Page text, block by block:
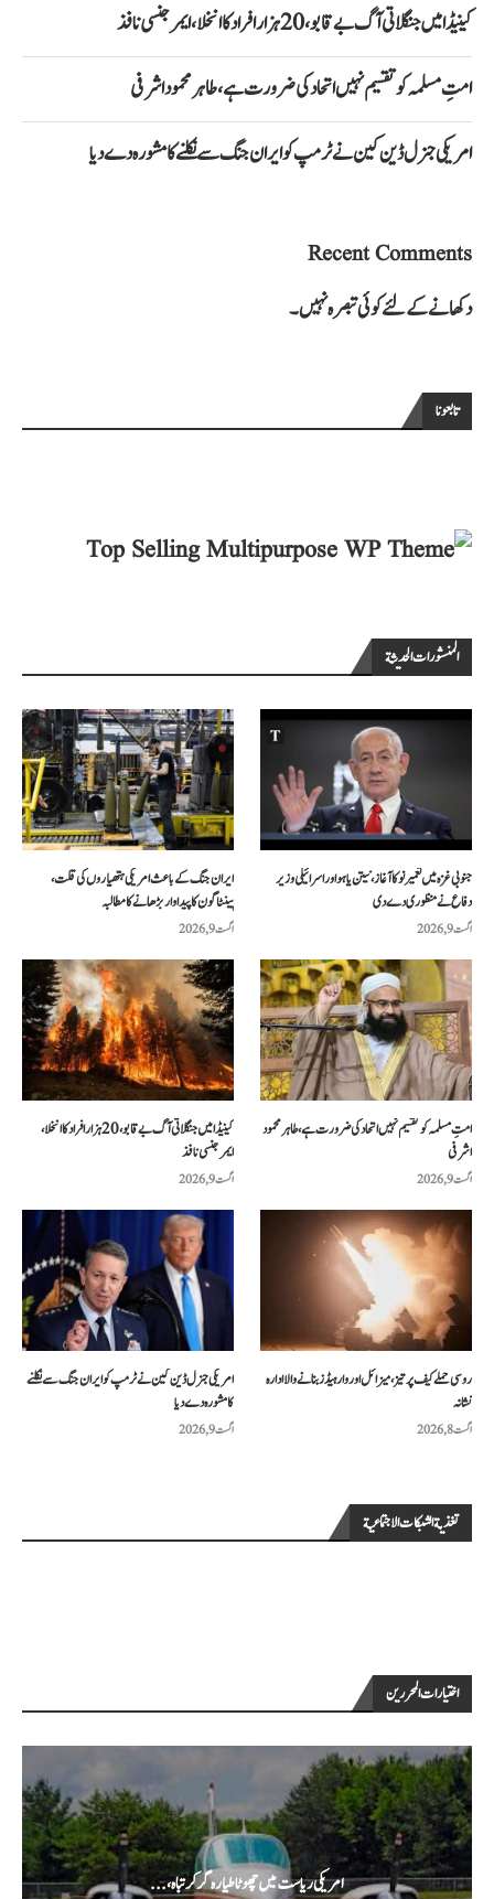
کینیڈا میں جنگلاتی آگ بے قابو، 20 ہزار افراد کا انخلا، ایمرجنسی نافذ
امتِ مسلمہ کو تقسیم نہیں اتحاد کی ضرورت ہے، طاہر محمود اشرفی
امریکی جنرل ڈین کین نے ٹرمپ کو ایران جنگ سے نکلنے کا مشورہ دے دیا
Recent Comments
دکھانے کے لئے کوئی تبصرہ نہیں۔
تابعونا
المنشورات الحديثة
ایران جنگ کے باعث امریکی ہتھیاروں کی قلت،
پینٹاگون کا پیداوار بڑھانے کا مطالبہ
اگست 9, 2026
جنوبی غزہ میں تعمیر نو کا آغاز، نیتن یاہو اور اسرائیلی وزیر
دفاع نے منظوری دے دی
اگست 9, 2026
کینیڈا میں جنگلاتی آگ بے قابو، 20 ہزار افراد کا انخلا،
ایمرجنسی نافذ
اگست 9, 2026
امتِ مسلمہ کو تقسیم نہیں اتحاد کی ضرورت ہے، طاہر محمود
اشرفی
اگست 9, 2026
امریکی جنرل ڈین کین نے ٹرمپ کو ایران جنگ سے نکلنے
کا مشورہ دے دیا
اگست 9, 2026
روسی حملے کیف پر تیز، میزائل اور وار ہیڈز بنانے والا ادارہ
نشانہ
اگست 8, 2026
تغذية الشبكات الاجتماعية
اختيارات المحررين
امریکی ریاست میں چھوٹا طیارہ گر کر تباہ،...